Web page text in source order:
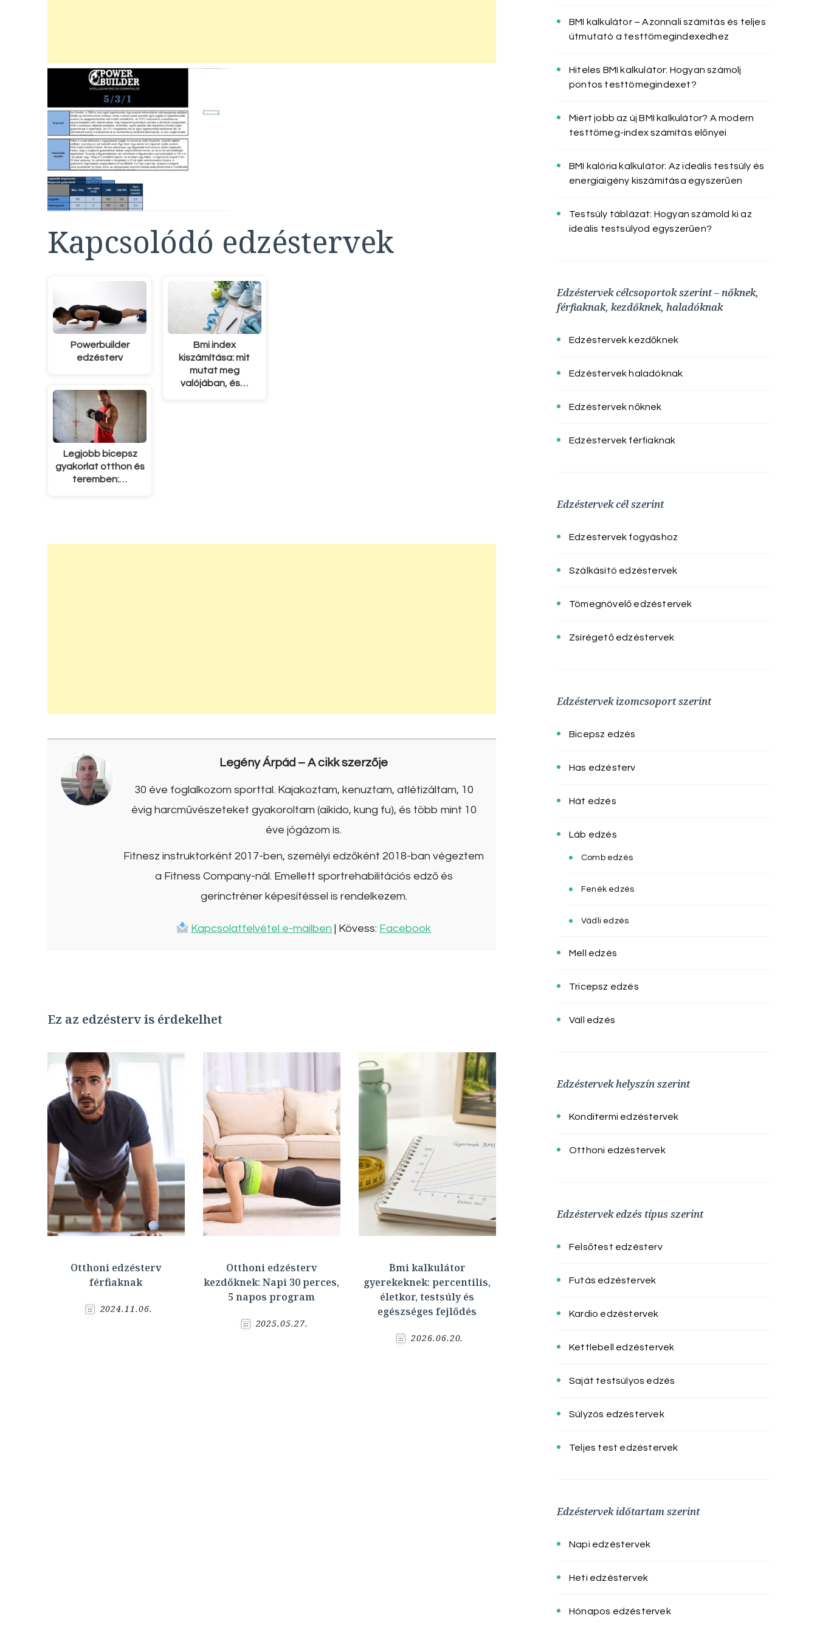
Kapcsolódó edzéstervek
Powerbuilder
edzésterv
Legjobb bicepsz
gyakorlat otthon és
teremben:…
Bmi index
kiszámítása: mit
mutat meg
valójában, és…
Legény Árpád – A cikk szerzője
30 éve foglalkozom sporttal. Kajakoztam, kenuztam, atlétizáltam, 10
évig harcművészeteket gyakoroltam (aikido, kung fu), és több mint 10
éve jógázom is.
Fitnesz instruktorként 2017-ben, személyi edzőként 2018-ban végeztem
a Fitness Company-nál. Emellett sportrehabilitációs edző és
gerinctréner képesítéssel is rendelkezem.
Kapcsolatfelvétel e-mailben | Kövess: Facebook
Ez az edzésterv is érdekelhet
Otthoni edzésterv
férfiaknak
2024.11.06.
Otthoni edzésterv
kezdőknek: Napi 30 perces,
5 napos program
2025.05.27.
Bmi kalkulátor
gyerekeknek: percentilis,
életkor, testsúly és
egészséges fejlődés
2026.06.20.
BMI kalkulátor – Azonnali számítás és teljes
útmutató a testtömegindexedhez
Hiteles BMI kalkulátor: Hogyan számolj
pontos testtömegindexet?
Miért jobb az új BMI kalkulátor? A modern
testtömeg-index számítás előnyei
BMI kalória kalkulátor: Az ideális testsúly és
energiaigény kiszámítása egyszerűen
Testsúly táblázat: Hogyan számold ki az
ideális testsúlyod egyszerűen?
Edzéstervek célcsoportok szerint – nőknek,
férfiaknak, kezdőknek, haladóknak
Edzéstervek kezdőknek
Edzéstervek haladóknak
Edzéstervek nőknek
Edzéstervek férfiaknak
Edzéstervek cél szerint
Edzéstervek fogyáshoz
Szálkásító edzéstervek
Tömegnövelő edzéstervek
Zsírégető edzéstervek
Edzéstervek izomcsoport szerint
Bicepsz edzés
Has edzésterv
Hát edzés
Láb edzés
Comb edzés
Fenék edzés
Vádli edzés
Mell edzés
Tricepsz edzés
Váll edzés
Edzéstervek helyszín szerint
Konditermi edzéstervek
Otthoni edzéstervek
Edzéstervek edzés típus szerint
Felsőtest edzésterv
Futás edzéstervek
Kardio edzéstervek
Kettlebell edzéstervek
Saját testsúlyos edzés
Súlyzós edzéstervek
Teljes test edzéstervek
Edzéstervek időtartam szerint
Napi edzéstervek
Heti edzéstervek
Hónapos edzéstervek